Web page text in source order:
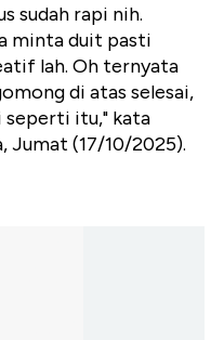
sudah rapi nih.
minta duit pasti
lah. Oh ternyata
di atas selesai,
seperti itu," kata
Jumat (17/10/2025).